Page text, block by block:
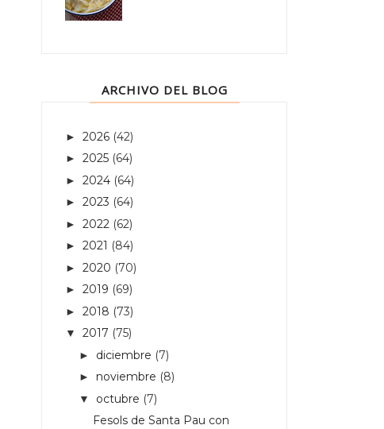
ARCHIVO DEL BLOG
► 2026 (42)
► 2025 (64)
► 2024 (64)
► 2023 (64)
► 2022 (62)
► 2021 (84)
► 2020 (70)
► 2019 (69)
► 2018 (73)
▼ 2017 (75)
► diciembre (7)
► noviembre (8)
▼ octubre (7)
Fesols de Santa Pau con